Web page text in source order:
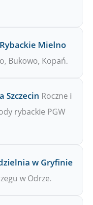
Mielno
Bukowo, Kopań.
Szczecin Roczne i
rybackie PGW
w Gryfinie
w Odrze.